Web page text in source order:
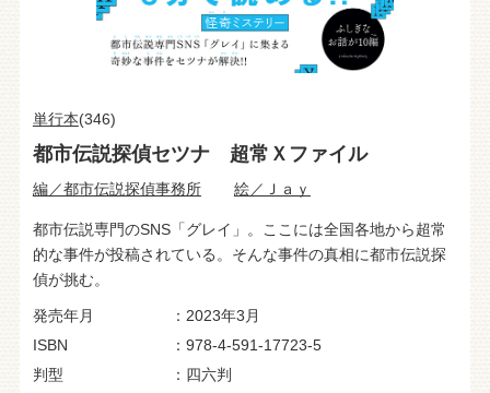
単行本(346)
都市伝説探偵セツナ 超常Ｘファイル
編／都市伝説探偵事務所 絵／Ｊａｙ
都市伝説専門のSNS「グレイ」。ここには全国各地から超常
的な事件が投稿されている。そんな事件の真相に都市伝説探
偵が挑む。
発売年月
2023年3月
ISBN
978-4-591-17723-5
判型
四六判